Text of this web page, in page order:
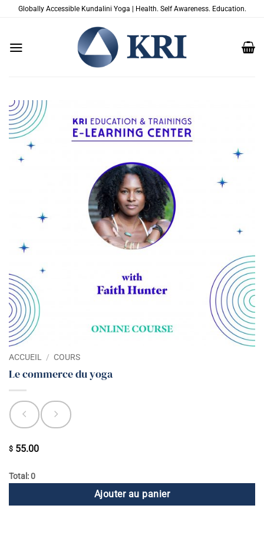
PasserGlobally Accessible Kundalini Yoga | Health. Self Awareness. Education.
ACCUEIL / COURS
Le commerce du yoga
$ 55.00
Total: 0
Ajouter au panier